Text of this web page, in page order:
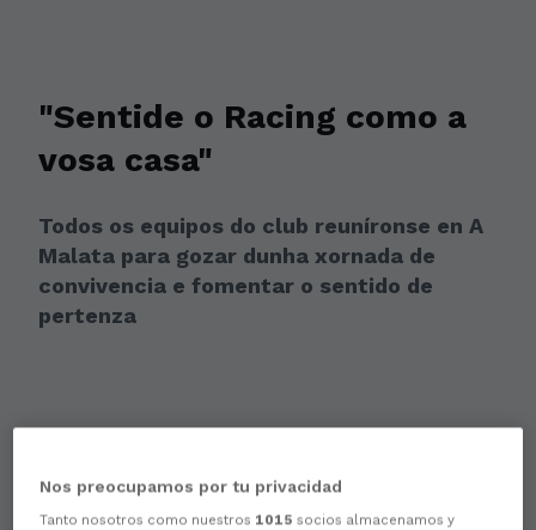
"Sentide o Racing como a
vosa casa"
Todos os equipos do club reuníronse en A
Malata para gozar dunha xornada de
convivencia e fomentar o sentido de
pertenza
Nos preocupamos por tu privacidad
Tanto nosotros como nuestros 1015 socios almacenamos y